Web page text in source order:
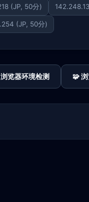
(JP, 50分)
(JP, 50分)
浏览器环境检测 🧩